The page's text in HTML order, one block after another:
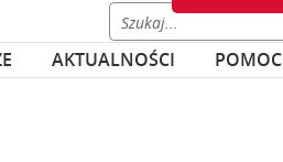
AKTUALNOŚCI POMOC